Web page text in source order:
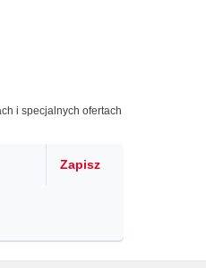
i specjalnych ofertach
Zapisz